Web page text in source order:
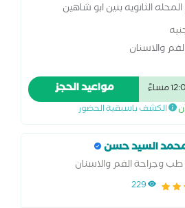
الثانويه بنين ابو شاهين
والاسنان
مواعيد الحجز
الكشف باسبقية الحضور
السيد حسن
وجراحة الفم والاسنان
229